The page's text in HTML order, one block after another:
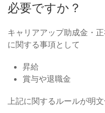
必要ですか？
キャリアアップ助成金・
に関する事項として
昇給
賞与や退職金
上記に関するルールが明